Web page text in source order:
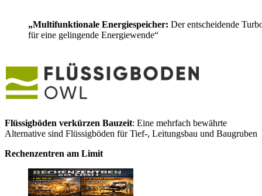
„Multifunktionale Energiespeicher: Der entscheidende
für eine gelingende Energiewende“
Flüssigböden verkürzen Bauzeit: Eine mehrfach bewährte
Alternative sind Flüssigböden für Tief-, Leitungsbau und Baugruben
Rechenzentren am Limit